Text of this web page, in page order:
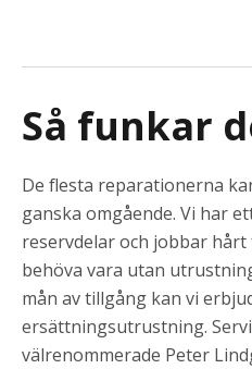
Så funkar
De flesta reparationerna
ganska omgående. Vi har
reservdelar och jobbar
behöva vara utan
mån av tillgång kan vi
ersättningsutrustning.
välrenommerade Peter